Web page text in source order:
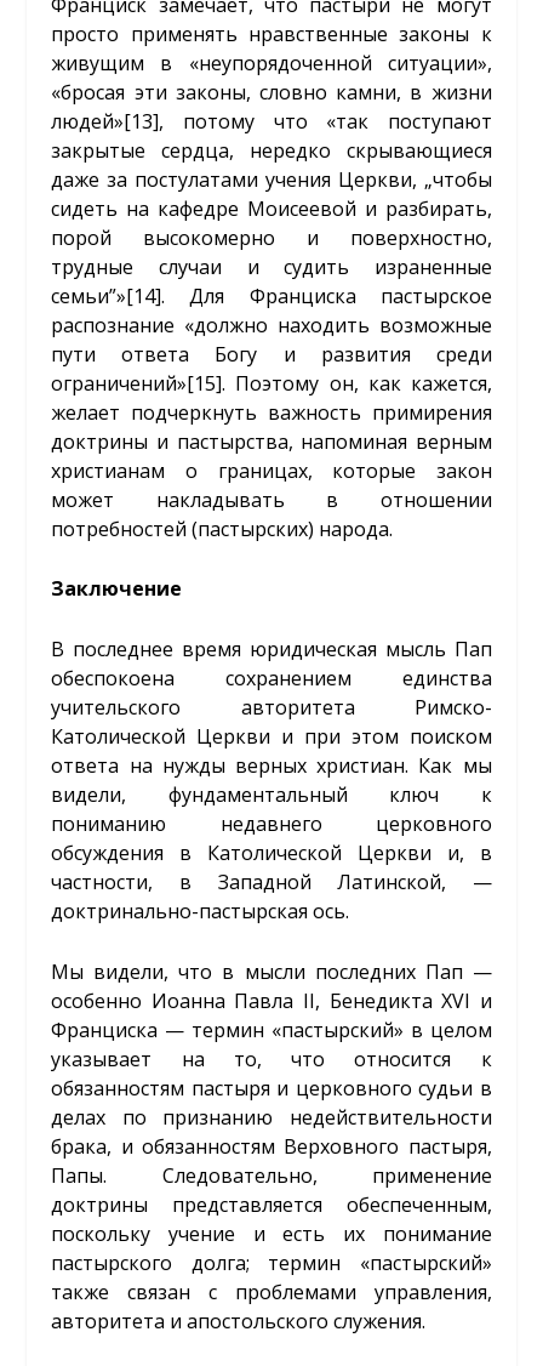
просто применять нравственные законы к
живущим в «неупорядоченной ситуации»,
«бросая эти законы, словно камни, в жизни
людей»[13], потому что «так поступают
закрытые сердца, нередко скрывающиеся
даже за постулатами учения Церкви, „чтобы
сидеть на кафедре Моисеевой и разбирать,
порой высокомерно и поверхностно,
трудные случаи и судить израненные
семьи”»[14]. Для Франциска пастырское
распознание «должно находить возможные
пути ответа Богу и развития среди
ограничений»[15]. Поэтому он, как кажется,
желает подчеркнуть важность примирения
доктрины и пастырства, напоминая верным
христианам о границах, которые закон
может накладывать в отношении
потребностей (пастырских) народа.
Заключение
В последнее время юридическая мысль Пап
обеспокоена сохранением единства
учительского авторитета Римско-
Католической Церкви и при этом поиском
ответа на нужды верных христиан. Как мы
видели, фундаментальный ключ к
пониманию недавнего церковного
обсуждения в Католической Церкви и, в
частности, в Западной Латинской, —
доктринально-пастырская ось.
Мы видели, что в мысли последних Пап —
особенно Иоанна Павла II, Бенедикта XVI и
Франциска — термин «пастырский» в целом
указывает на то, что относится к
обязанностям пастыря и церковного судьи в
делах по признанию недействительности
брака, и обязанностям Верховного пастыря,
Папы. Следовательно, применение
доктрины представляется обеспеченным,
поскольку учение и есть их понимание
пастырского долга; термин «пастырский»
также связан с проблемами управления,
авторитета и апостольского служения.